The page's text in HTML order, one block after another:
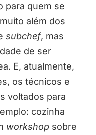
para quem se
além dos
subchef, mas
de ser
E, atualmente,
os técnicos e
voltados para
cozinha
workshop sobre